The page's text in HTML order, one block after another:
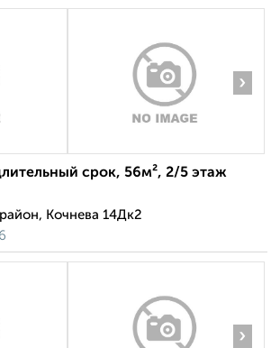
›
срок, 56м², 2/5 этаж
Кочнева 14Дк2
›